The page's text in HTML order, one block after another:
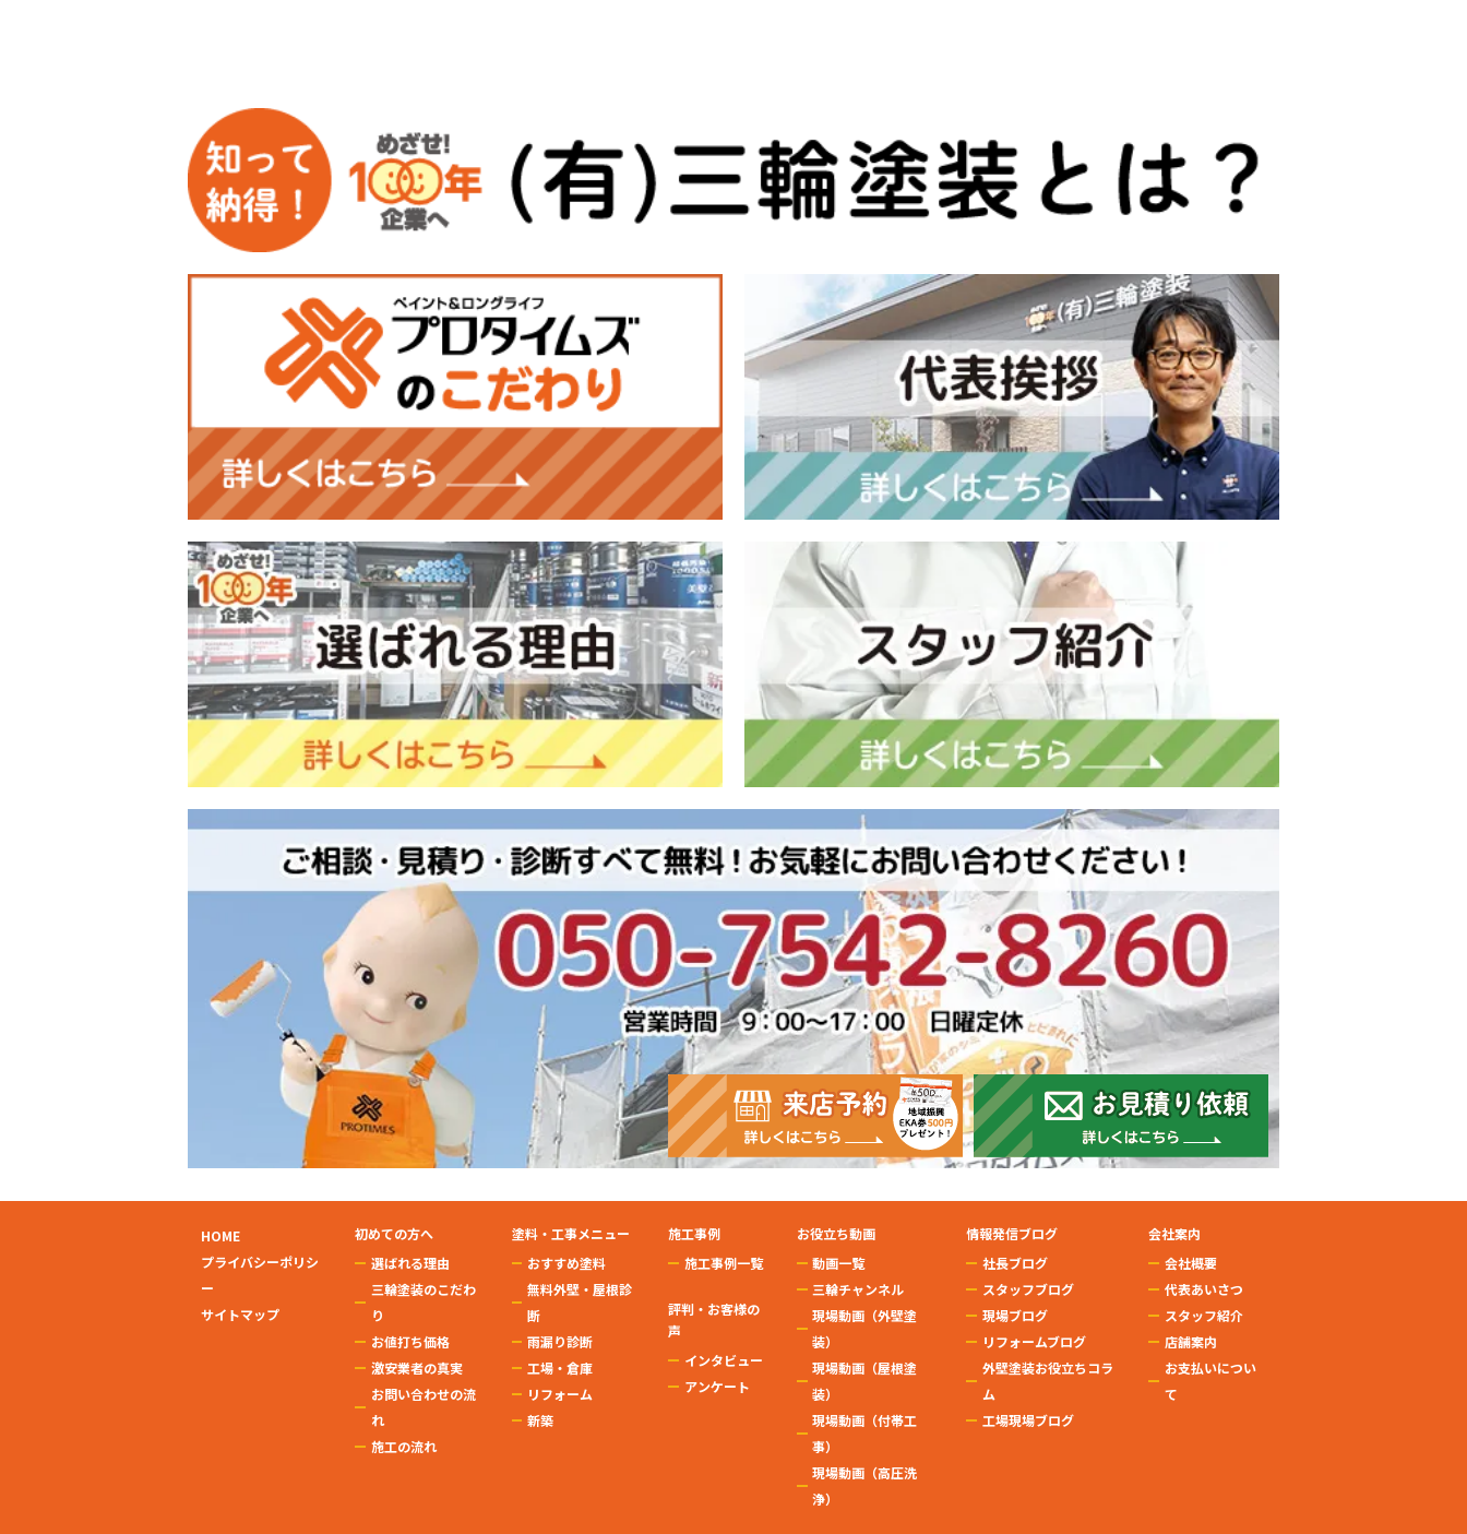
HOME
プライバシーポリシ
ー
サイトマップ
初めての方へ
選ばれる理由
三輪塗装のこだわ
り
お値打ち価格
激安業者の真実
お問い合わせの流
れ
施工の流れ
塗料・工事メニュー
おすすめ塗料
無料外壁・屋根診
断
雨漏り診断
工場・倉庫
リフォーム
新築
施工事例
施工事例一覧
評判・お客様の
声
インタビュー
アンケート
お役立ち動画
動画一覧
三輪チャンネル
現場動画（外壁塗
装）
現場動画（屋根塗
装）
現場動画（付帯工
事）
現場動画（高圧洗
浄）
情報発信ブログ
社長ブログ
スタッフブログ
現場ブログ
リフォームブログ
外壁塗装お役立ちコラ
ム
工場現場ブログ
会社案内
会社概要
代表あいさつ
スタッフ紹介
店舗案内
お支払いについ
て